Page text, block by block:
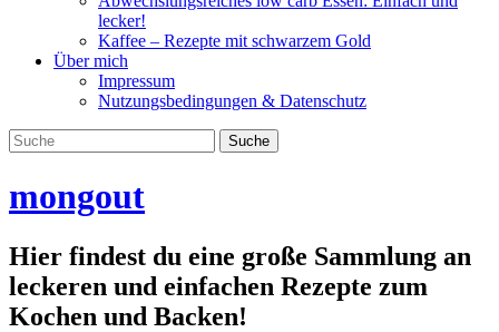
lecker!
Kaffee – Rezepte mit schwarzem Gold
Über mich
Impressum
Nutzungsbedingungen & Datenschutz
mongout
Hier findest du eine große Sammlung an
leckeren und einfachen Rezepte zum
Kochen und Backen!